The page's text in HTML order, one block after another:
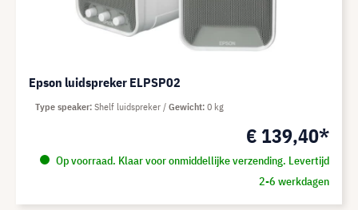
Epson luidspreker ELPSP02
€ 139,40*
Op voorraad. Klaar voor onmiddellijke verzending. Levertijd
2-6 werkdagen
Type speaker Shelf luidspreker Gewicht 0 kg